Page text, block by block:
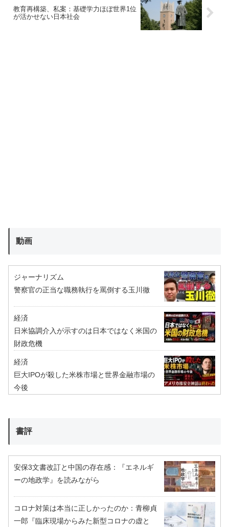
教育再構築、私案：基礎学力ほぼ世界1位
が活かせない日本社会
動画
ジャーナリズム
警察官の正当な職務執行を罵倒する玉川徹
経済
日米協調介入が示すのは日本ではなく米国の
財政危機
経済
巨大IPOが殺した米株市場と世界金融市場の
今後
書評
安保3文書改訂と中国の存在感：『エネルギ
ーの地政学』を読みながら
コロナ対策は本当に正しかったのか：青柳貞
一郎『臨床現場からみた新型コロナの虚と